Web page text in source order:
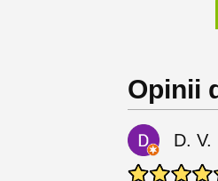
Opinii
D. V.